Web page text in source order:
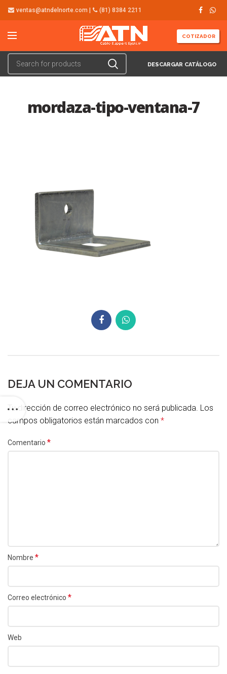
ventas@atndelnorte.com | (81) 8384 2211
COTIZADOR
DESCARGAR CATÁLOGO
mordaza-tipo-ventana-7
DEJA UN COMENTARIO
Tu dirección de correo electrónico no será publicada. Los
campos obligatorios están marcados con *
Comentario *
Nombre *
Correo electrónico *
Web